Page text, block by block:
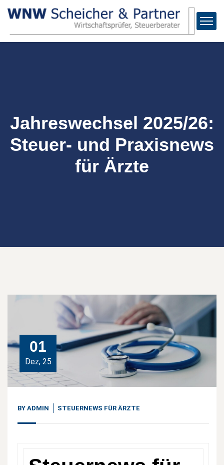
Jahreswechsel 2025/26:
Steuer- und Praxisnews
für Ärzte
01
Dez, 25
BY ADMIN STEUERNEWS FÜR ÄRZTE